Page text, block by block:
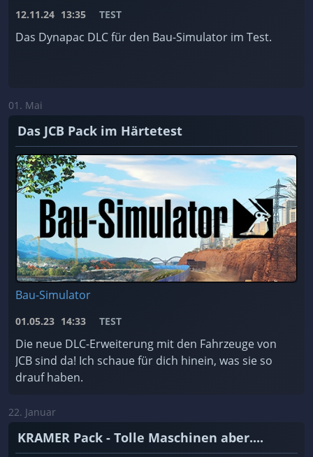
12.11.24 13:35 TEST
Das Dynapac DLC für den Bau-Simulator im Test.
01. Mai
Das JCB Pack im Härtetest
Bau-Simulator
01.05.23 14:33 TEST
Die neue DLC-Erweiterung mit den Fahrzeuge von
JCB sind da! Ich schaue für dich hinein, was sie so
drauf haben.
22. Januar
KRAMER Pack - Tolle Maschinen aber....